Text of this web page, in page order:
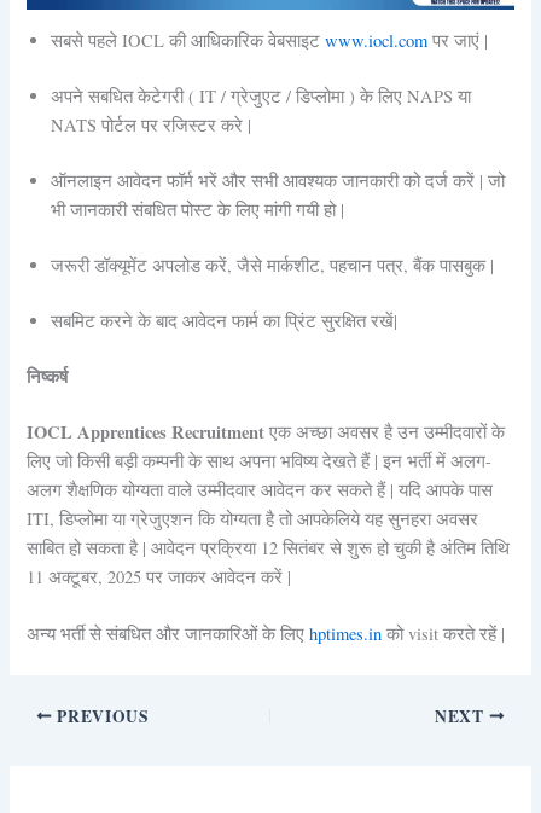
सबसे पहले IOCL की आधिकारिक वेबसाइटwww.iocl.com पर जाएं |
अपने सबधित केटेगरी ( IT / ग्रेजुएट / डिप्लोमा ) के लिए NAPS या
NATS पोर्टल पर रजिस्टर करे |
ऑनलाइन आवेदन फॉर्म भरें और सभी आवश्यक जानकारी को दर्ज करें | जो
भी जानकारी संबधित पोस्ट के लिए मांगी गयी हो |
जरूरी डॉक्यूमेंट अपलोड करें, जैसे मार्कशीट, पहचान पत्र, बैंक पासबुक |
सबमिट करने के बाद आवेदन फार्म का प्रिंट सुरक्षित रखें|
निष्कर्ष
IOCL Apprentices Recruitment एक अच्छा अवसर है उन उम्मीदवारों के
लिए जो किसी बड़ी कम्पनी के साथ अपना भविष्य देखते हैं | इन भर्ती में अलग-
अलग शैक्षणिक योग्यता वाले उम्मीदवार आवेदन कर सकते हैं | यदि आपके पास
ITI, डिप्लोमा या ग्रेजुएशन कि योग्यता है तो आपकेलिये यह सुनहरा अवसर
साबित हो सकता है | आवेदन प्रक्रिया 12 सितंबर से शुरू हो चुकी है अंतिम तिथि
11 अक्टूबर, 2025 पर जाकर आवेदन करें |
अन्य भर्ती से संबधित और जानकारिओं के लिएhptimes.in को visit करते रहें |
PREVIOUS NEXT